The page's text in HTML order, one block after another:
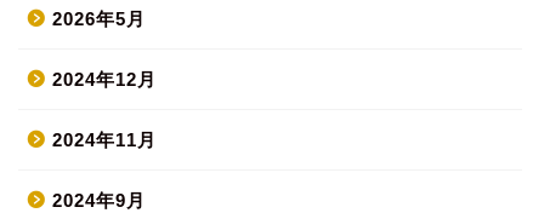
2026年5月
2024年12月
2024年11月
2024年9月